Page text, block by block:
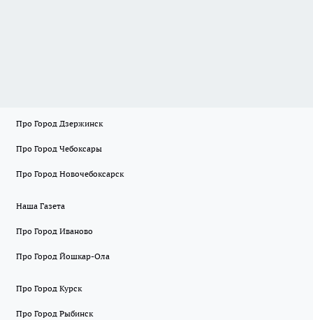
Про Город Дзержинск
Про Город Чебоксары
Про Город Новочебоксарск
Наша Газета
Про Город Иваново
Про Город Йошкар-Ола
Про Город Курск
Про Город Рыбинск